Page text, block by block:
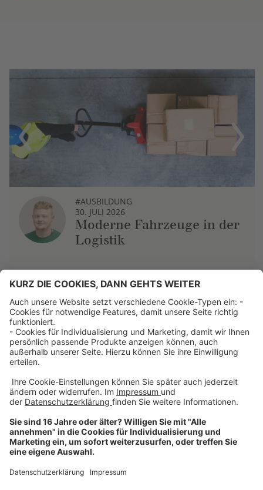
Previous
#AUSBILDUNG
30. JULI 2026
Moderne Fahrzeuge in der
Logistik
Next
Über uns
Dehner Unternehmen
Jobs bei Dehner